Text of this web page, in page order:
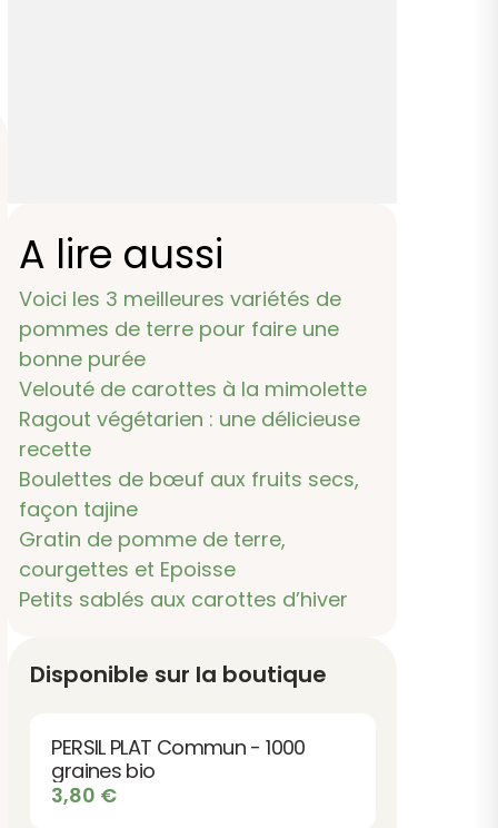
A lire aussi
Voici les 3 meilleures variétés de
pommes de terre pour faire une
bonne purée
Velouté de carottes à la mimolette
Ragout végétarien : une délicieuse
recette
Boulettes de bœuf aux fruits secs,
façon tajine
Gratin de pomme de terre,
courgettes et Epoisse
Petits sablés aux carottes d’hiver
Disponible sur la boutique
PERSIL PLAT Commun - 1000
graines bio
3,80 €